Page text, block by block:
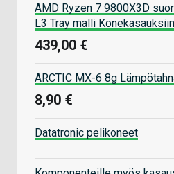
AMD Ryzen 7 9800X3D
L3 Tray malli Konekasauksiin
439,00 €
ARCTIC MX-6 8g
8,90 €
Datatronic pelikoneet